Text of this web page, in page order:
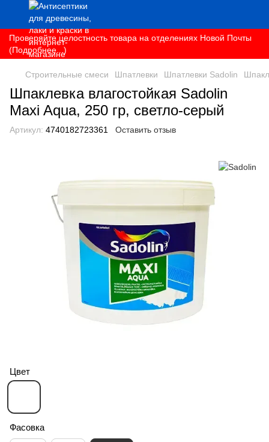
Проверяйте целостность товара на отделениях Новой Почты
(Подробнее...)
Строительные смеси Шпатлевки Шпатлевки Sadolin
Шпаклевка влагостойкая Sadolin
Maxi Aqua, 250 гр, светло-серый
Артикул: 4740182723361 Оставить отзыв
Цвет
Фасовка